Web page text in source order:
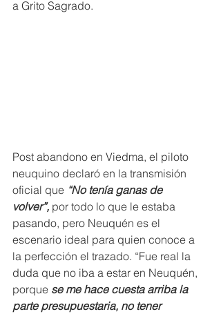
a Grito Sagrado.
Post abandono en Viedma, el piloto
neuquino declaró en la transmisión
oficial que “No tenía ganas de
volver”, por todo lo que le estaba
pasando, pero Neuquén es el
escenario ideal para quien conoce a
la perfección el trazado. “Fue real la
duda que no iba a estar en Neuquén,
porque se me hace cuesta arriba la
parte presupuestaria, no tener